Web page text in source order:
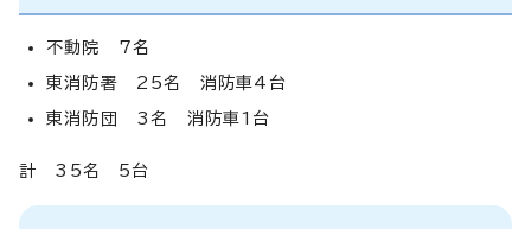
不動院 7名
東消防署 25名 消防車4台
東消防団 3名 消防車1台
計 35名 5台